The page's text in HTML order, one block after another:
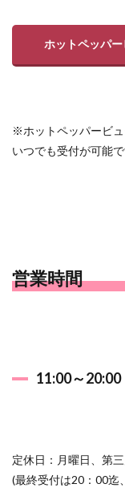
ホットペッパ
※ホットペッパービ
いつでも受付が可能で
営業時間
11:00～20:00
定休日：月曜日、第
(最終受付は20：00迄